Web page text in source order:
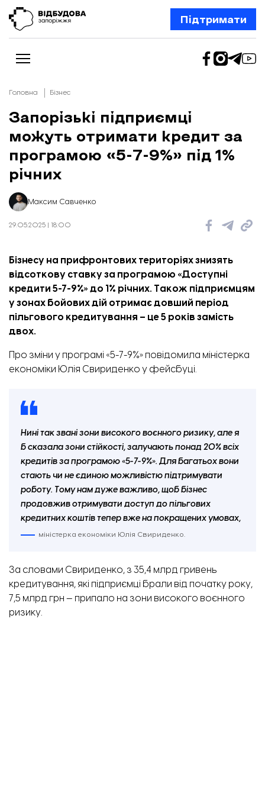
Підтримати
Новини
Відбудова Запоріжжя
Ексклюзив
Бізнес
Шлях додому
Колонки
Про нас
Редакційна політика
Головна Бізнес
Запорізькі підприємці
можуть отримати кредит за
програмою «5-7-9%» під 1%
річних
Максим Савченко
29.05.2025 | 18:00
Бізнесу на прифронтових територіях знизять
відсоткову ставку за програмою «Доступні
кредити 5-7-9%» до 1% річних. Також підприємцям
у зонах бойових дій отримає довший період
пільгового кредитування – це 5 років замість
двох.
Про зміни у програмі «5-7-9%» повідомила міністерка
економіки Юлія Свириденко у фейсбуці.
Нині так звані зони високого воєнного ризику, але я
б сказала зони стійкості, залучають понад 20% всіх
кредитів за програмою «5-7-9%». Для багатьох вони
стають чи не єдиною можливістю підтримувати
роботу. Тому нам дуже важливо, щоб бізнес
продовжив отримувати доступ до пільгових
кредитних коштів тепер вже на покращених умовах,
міністерка економіки Юлія Свириденко.
За словами Свириденко, з 35,4 млрд гривень
кредитування, які підприємці брали від початку року,
7,5 млрд грн — припало на зони високого воєнного
ризику.